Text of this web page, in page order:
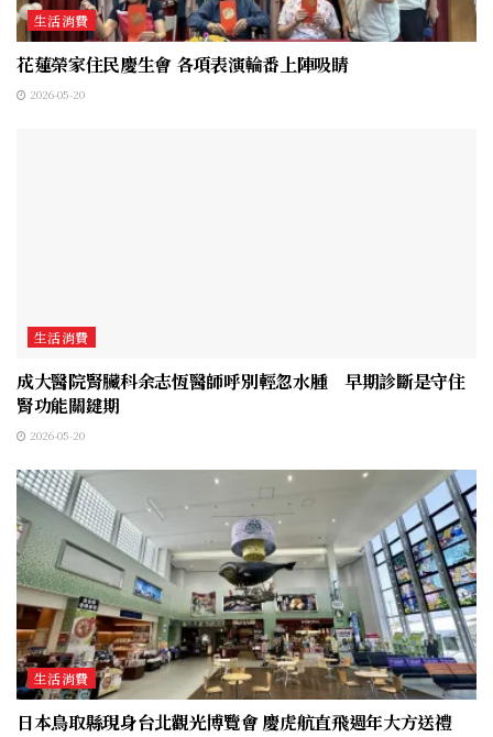
生活消費
花蓮榮家住民慶生會 各項表演輪番上陣吸睛
2026-05-20
生活消費
成大醫院腎臟科余志恆醫師呼別輕忽水腫 早期診斷是守住
腎功能關鍵期
2026-05-20
生活消費
日本鳥取縣現身台北觀光博覽會 慶虎航直飛週年大方送禮